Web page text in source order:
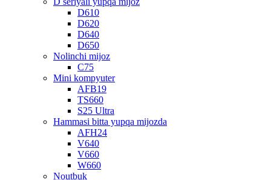
D610
D620
D640
D650
Nolinchi mijoz
C75
Mini kompyuter
AFB19
TS660
S25 Ultra
Hammasi bitta yupqa mijozda
AFH24
V640
V660
W660
Noutbuk